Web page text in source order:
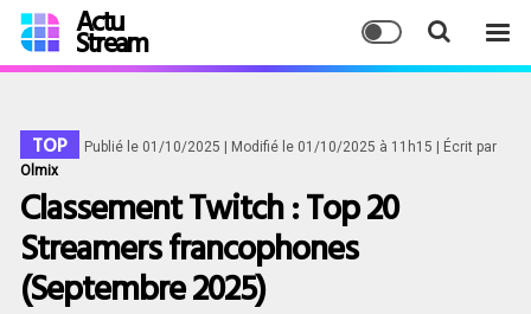
Actu
Stream
TOP Publié le 01/10/2025 | Modifié le 01/10/2025 à 11h15 | Écrit par
Olmix
Classement Twitch : Top 20
Streamers francophones
(Septembre 2025)